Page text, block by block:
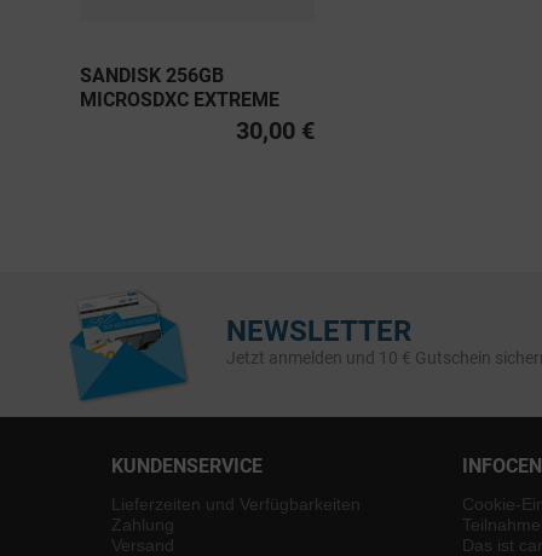
SANDISK 256GB
MICROSDXC EXTREME
PRO UHS-I U3, CLASS 10
30,00 €
NEWSLETTER
Jetzt anmelden und 10 € Gutschein
KUNDENSERVICE
Lieferzeiten und Verfügbarkeiten
Zahlung
Versand
Cookie-
Das ist